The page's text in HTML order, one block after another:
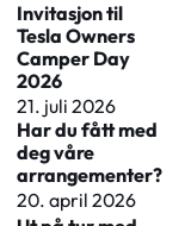
Invitasjon til
Tesla Owners
Camper Day
2026
21. juli 2026
Har du fått med
deg våre
arrangementer?
20. april 2026